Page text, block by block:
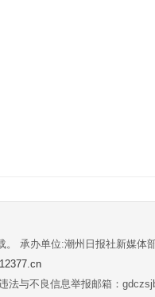
。 承办单位:潮州日报社新媒体
法与不良信息举报邮箱：